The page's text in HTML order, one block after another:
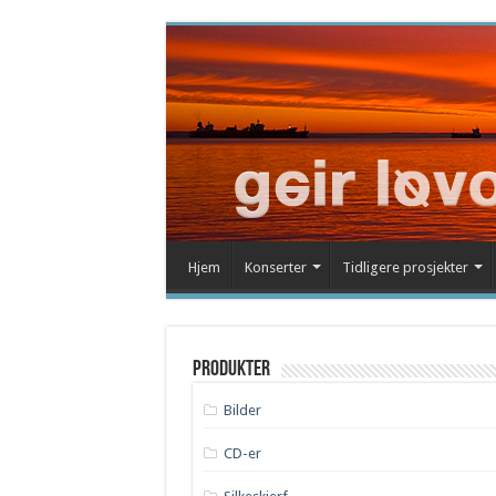
Hjem Konserter Tidligere prosjekter
Produkter
Bilder
CD-er